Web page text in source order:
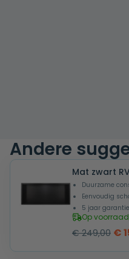
Andere
Mat zwart
Duurzame
Eenvoudig
5 jaar garantie
Op
€249,00 €